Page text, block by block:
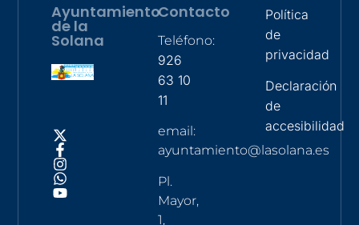
Ayuntamiento
de la
Solana
Contacto
Teléfono:
926
63 10
11
email:
ayuntamiento@lasolana.es
Pl.
Mayor,
1,
Política
de
privacidad
Declaración
de
accesibilidad